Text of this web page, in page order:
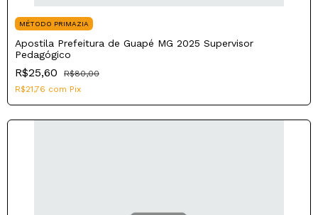
MÉTODO PRIMAZIA
Apostila Prefeitura de Guapé MG 2025 Supervisor
Pedagógico
R$25,60
R$80,00
R$21,76 com Pix